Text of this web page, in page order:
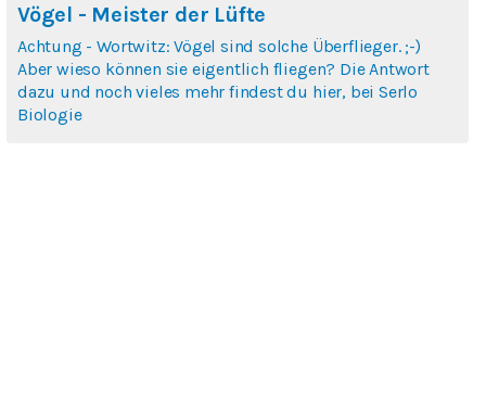
Vögel - Meister der Lüfte
Achtung - Wortwitz: Vögel sind solche Überflieger. ;-)
Aber wieso können sie eigentlich fliegen? Die Antwort
dazu und noch vieles mehr findest du hier, bei Serlo
Biologie